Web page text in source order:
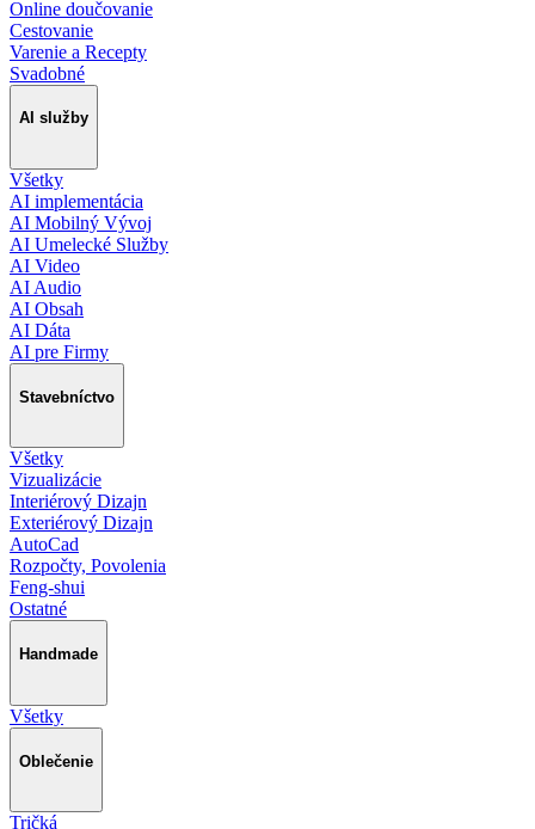
Online doučovanie
Cestovanie
Varenie a Recepty
Svadobné
AI služby
Všetky
AI implementácia
AI Mobilný Vývoj
AI Umelecké Služby
AI Video
AI Audio
AI Obsah
AI Dáta
AI pre Firmy
Stavebníctvo
Všetky
Vizualizácie
Interiérový Dizajn
Exteriérový Dizajn
AutoCad
Rozpočty, Povolenia
Feng-shui
Ostatné
Handmade
Všetky
Oblečenie
Tričká